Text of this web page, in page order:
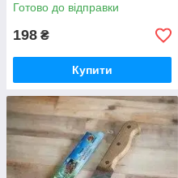
Готово до відправки
198 ₴
Купити